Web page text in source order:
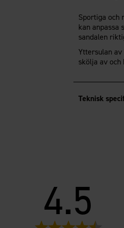
Sportiga och
kan anpassa
sandalen
Yttersulan
skölja av och
Teknisk
4.5